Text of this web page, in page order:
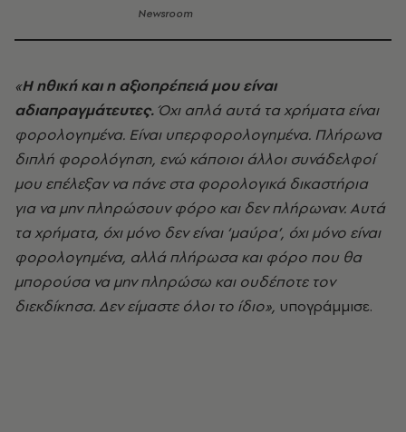
Newsroom
«Η ηθική και η αξιοπρέπειά μου είναι
αδιαπραγμάτευτες.Όχι απλά αυτά τα χρήματα είναι
φορολογημένα. Είναι υπερφορολογημένα. Πλήρωνα
διπλή φορολόγηση, ενώ κάποιοι άλλοι συνάδελφοί
μου επέλεξαν να πάνε στα φορολογικά δικαστήρια
για να μην πληρώσουν φόρο και δεν πλήρωναν. Αυτά
τα χρήματα, όχι μόνο δεν είναι ‘μαύρα’, όχι μόνο είναι
φορολογημένα, αλλά πλήρωσα και φόρο που θα
μπορούσα να μην πληρώσω και ουδέποτε τον
διεκδίκησα. Δεν είμαστε όλοι το ίδιο», υπογράμμισε.